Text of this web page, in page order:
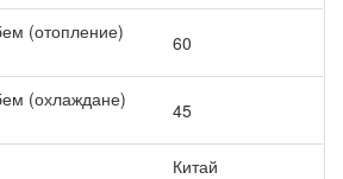
уредът автоматично изплаква и
което значително подобрява
- при прекъсване на
системата пази текущите
се възстановява след
захранването.
(отопление)
60
(охлаждане)
45
Китай